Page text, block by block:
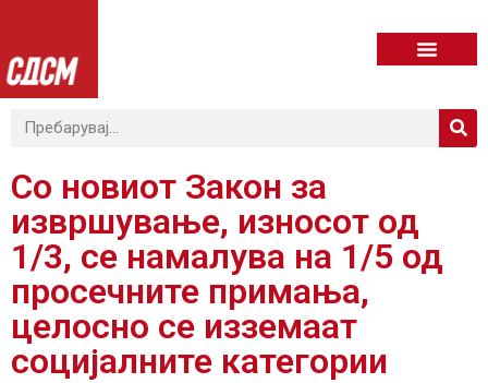
Со новиот Закон за
извршување, износот од
1/3, се намалува на 1/5 од
просечните примања,
целосно се изземаат
социјалните категории